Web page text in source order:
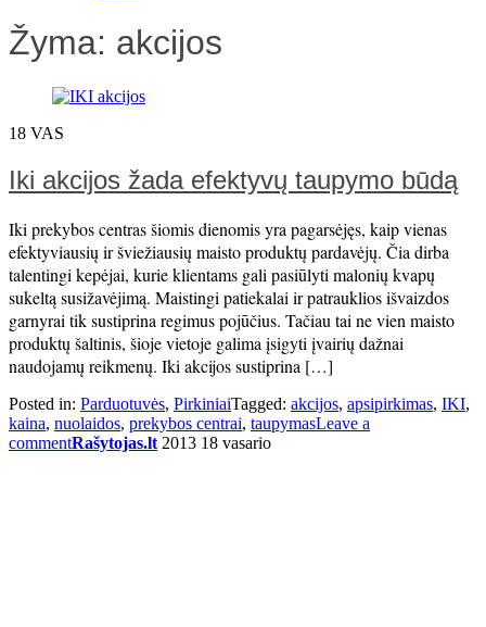
Žyma: akcijos
18 VAS
Iki akcijos žada efektyvų taupymo būdą
Iki prekybos centras šiomis dienomis yra pagarsėjęs, kaip vienas
efektyviausių ir šviežiausių maisto produktų pardavėjų. Čia dirba
talentingi kepėjai, kurie klientams gali pasiūlyti malonių kvapų
sukeltą susižavėjimą. Maistingi patiekalai ir patrauklios išvaizdos
garnyrai tik sustiprina regimus pojūčius. Tačiau tai ne vien maisto
produktų šaltinis, šioje vietoje galima įsigyti įvairių dažnai
naudojamų reikmenų. Iki akcijos sustiprina […]
Posted in: Parduotuvės, PirkiniaiTagged: akcijos, apsipirkimas, IKI,
kaina, nuolaidos, prekybos centrai, taupymasLeave a
commentRašytojas.lt 2013 18 vasario